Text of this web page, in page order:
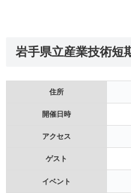
岩手県立産業技術
住所
開催日時
アクセス
ゲスト
イベント